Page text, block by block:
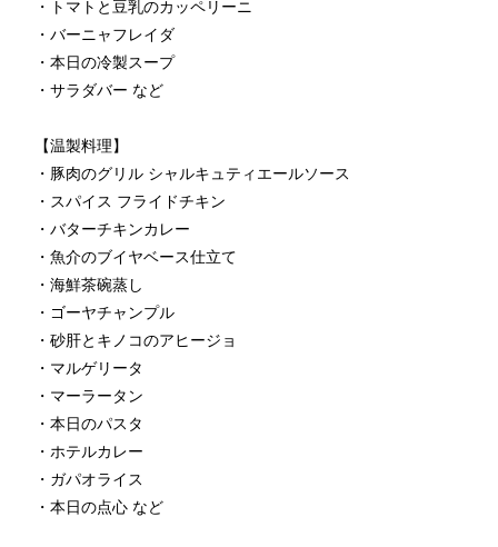
・トマトと豆乳のカッペリーニ
・バーニャフレイダ
・本日の冷製スープ
・サラダバー など
【温製料理】
・豚肉のグリル シャルキュティエールソース
・スパイス フライドチキン
・バターチキンカレー
・魚介のブイヤベース仕立て
・海鮮茶碗蒸し
・ゴーヤチャンプル
・砂肝とキノコのアヒージョ
・マルゲリータ
・マーラータン
・本日のパスタ
・ホテルカレー
・ガパオライス
・本日の点心 など
以下のレストランをご利用の場合はお問合せフォームからご
連絡頂けますようお願いします
銀明翠 博多
ご予約お問合せ
個室やレストランご利用で、ご不明な点がございましたらお